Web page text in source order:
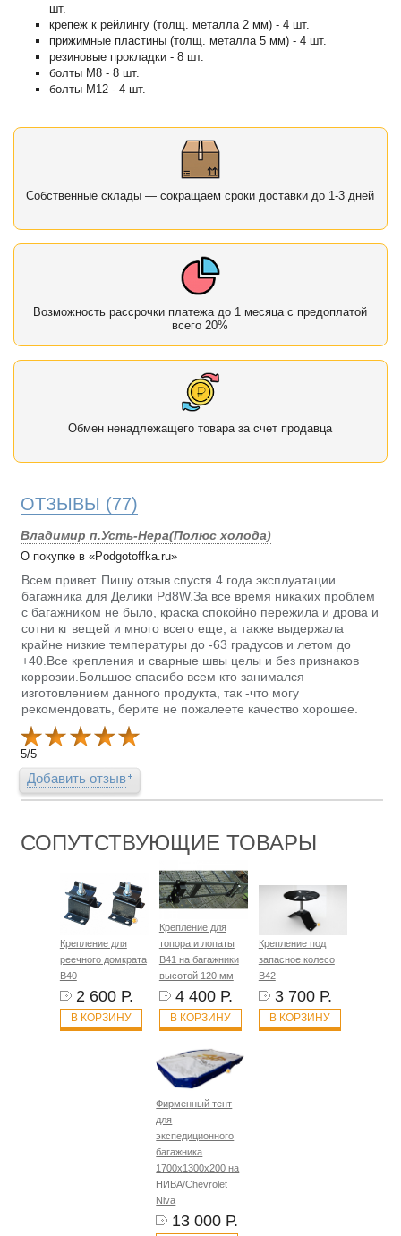
шт.
крепеж к рейлингу (толщ. металла 2 мм) - 4 шт.
прижимные пластины (толщ. металла 5 мм) - 4 шт.
резиновые прокладки - 8 шт.
болты М8 - 8 шт.
болты М12 - 4 шт.
Собственные склады — сокращаем сроки доставки до 1-3 дней
Возможность рассрочки платежа до 1 месяца с предоплатой
всего 20%
Обмен ненадлежащего товара за счет продавца
ОТЗЫВЫ (77)
Владимир п.Усть-Нера(Полюс холода)
О покупке в «Podgotoffka.ru»
Всем привет. Пишу отзыв спустя 4 года эксплуатации
багажника для Делики Pd8W.За все время никаких проблем
с багажником не было, краска спокойно пережила и дрова и
сотни кг вещей и много всего еще, а также выдержала
крайне низкие температуры до -63 градусов и летом до
+40.Все крепления и сварные швы целы и без признаков
коррозии.Большое спасибо всем кто занимался
изготовлением данного продукта, так -что могу
рекомендовать, берите не пожалеете качество хорошее.
5/5
Добавить отзыв
СОПУТСТВУЮЩИЕ ТОВАРЫ
Крепление для
реечного домкрата
B40
2 600 Р.
В КОРЗИНУ
Крепление для
топора и лопаты
B41 на багажники
высотой 120 мм
4 400 Р.
В КОРЗИНУ
Крепление под
запасное колесо
B42
3 700 Р.
В КОРЗИНУ
Фирменный тент
для
экспедиционного
багажника
1700х1300х200 на
НИВА/Chevrolet
Niva
13 000 Р.